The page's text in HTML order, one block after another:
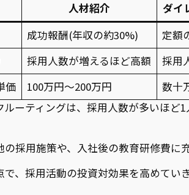
人材紹介
ダイ
成功報酬(年収の約30%)
定額
採用人数が増えるほど高額
採用
価
100万円〜200万円
数十
ルーティングは、採用人数が多いほど
の採用施策や、入社後の教育研修費に
で、採用活動の投資対効果を高めてい